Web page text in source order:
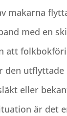
makarna
med en
att
den utflyttade
eller
är det